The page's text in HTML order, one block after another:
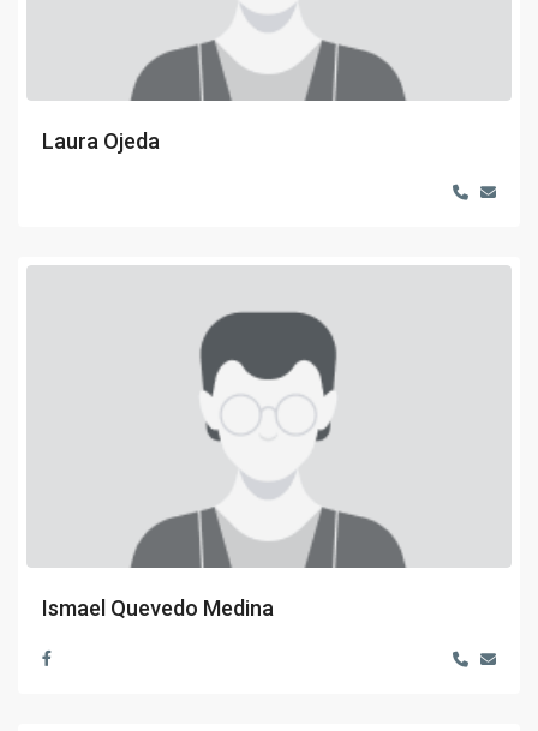
Laura Ojeda
Ismael Quevedo Medina